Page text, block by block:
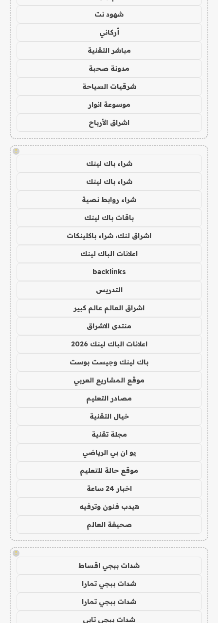
شهود نت
أركاني
مباشر التقنية
مدونة صحبة
شرقيات السياحة
موسوعة انوار
اشراق الأرباح
!
شراء باك لينك
شراء باك لينك
شراء روابط نصية
باقات باك لينك
اشراق لنك، شراء باكلينكات
اعلانات الباك لينك
backlinks
التدريس
اشراق العالم عالم كبير
منتدى الاشراق
اعلانات الباك لينك 2026
باك لينك وجيست بوست
موقع المشاريع العربي
مصادر التعليم
خيال التقنية
مجلة تقنية
يو ان بي الرياضي
موقع حالة للتعليم
اخبار 24 ساعة
هيدب فنون وترفيه
صحيفة العالم
!
شدات ببجي اقساط
شدات ببجي تمارا
شدات ببجي تمارا
شدات ببجي تابي